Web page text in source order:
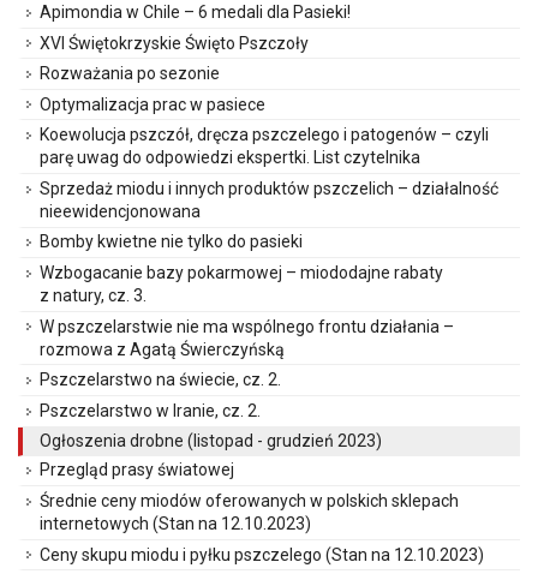
Apimondia w Chile – 6 medali dla Pasieki!
XVI Świętokrzyskie Święto Pszczoły
Rozważania po sezonie
Optymalizacja prac w pasiece
Koewolucja pszczół, dręcza pszczelego i patogenów – czyli
parę uwag do odpowiedzi ekspertki. List czytelnika
Sprzedaż miodu i innych produktów pszczelich – działalność
nieewidencjonowana
Bomby kwietne nie tylko do pasieki
Wzbogacanie bazy pokarmowej – miododajne rabaty
z natury, cz. 3.
W pszczelarstwie nie ma wspólnego frontu działania –
rozmowa z Agatą Świerczyńską
Pszczelarstwo na świecie, cz. 2.
Pszczelarstwo w Iranie, cz. 2.
Ogłoszenia drobne (listopad - grudzień 2023)
Przegląd prasy światowej
Średnie ceny miodów oferowanych w polskich sklepach
internetowych (Stan na 12.10.2023)
Ceny skupu miodu i pyłku pszczelego (Stan na 12.10.2023)